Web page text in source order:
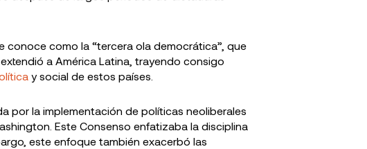
conoce como la “tercera ola democrática”, que
a América Latina, trayendo consigo
y social de estos países.
por la implementación de políticas neoliberales
Este Consenso enfatizaba la disciplina
este enfoque también exacerbó las